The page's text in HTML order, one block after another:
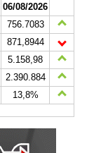
06/08/2026
756.7083
871,8944
5.158,98
2.390.884
13,8%